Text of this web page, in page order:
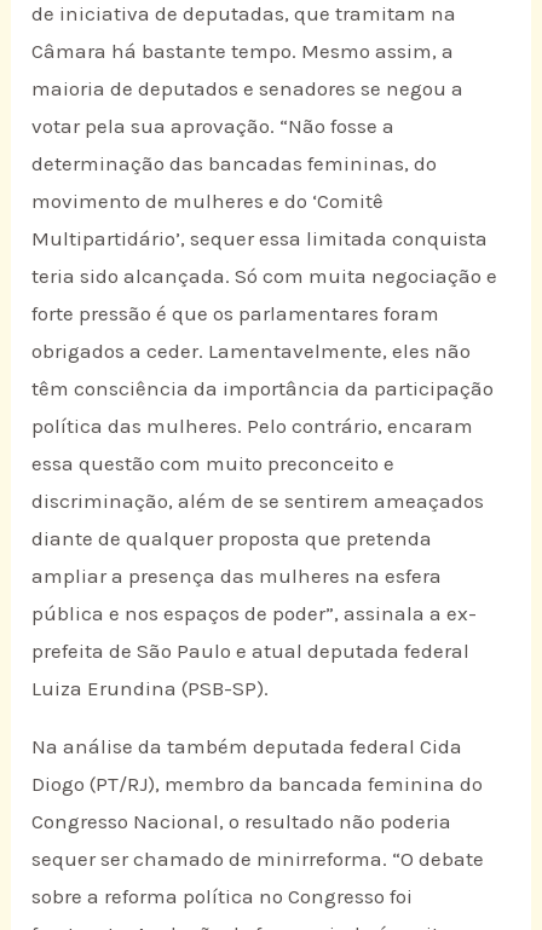
de iniciativa de deputadas, que tramitam na
Câmara há bastante tempo. Mesmo assim, a
maioria de deputados e senadores se negou a
votar pela sua aprovação. “Não fosse a
determinação das bancadas femininas, do
movimento de mulheres e do ‘Comitê
Multipartidário’, sequer essa limitada conquista
teria sido alcançada. Só com muita negociação e
forte pressão é que os parlamentares foram
obrigados a ceder. Lamentavelmente, eles não
têm consciência da importância da participação
política das mulheres. Pelo contrário, encaram
essa questão com muito preconceito e
discriminação, além de se sentirem ameaçados
diante de qualquer proposta que pretenda
ampliar a presença das mulheres na esfera
pública e nos espaços de poder”, assinala a ex-
prefeita de São Paulo e atual deputada federal
Luiza Erundina (PSB-SP).
Na análise da também deputada federal Cida
Diogo (PT/RJ), membro da bancada feminina do
Congresso Nacional, o resultado não poderia
sequer ser chamado de minirreforma. “O debate
sobre a reforma política no Congresso foi